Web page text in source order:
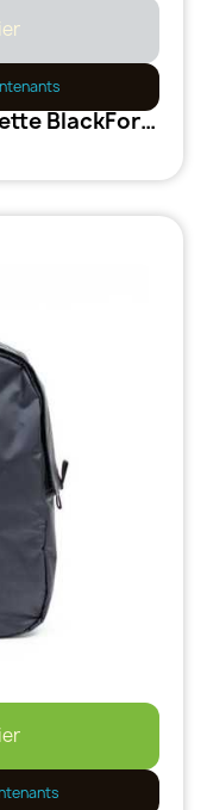
ABSCENT Trousses de toilette BlackForest